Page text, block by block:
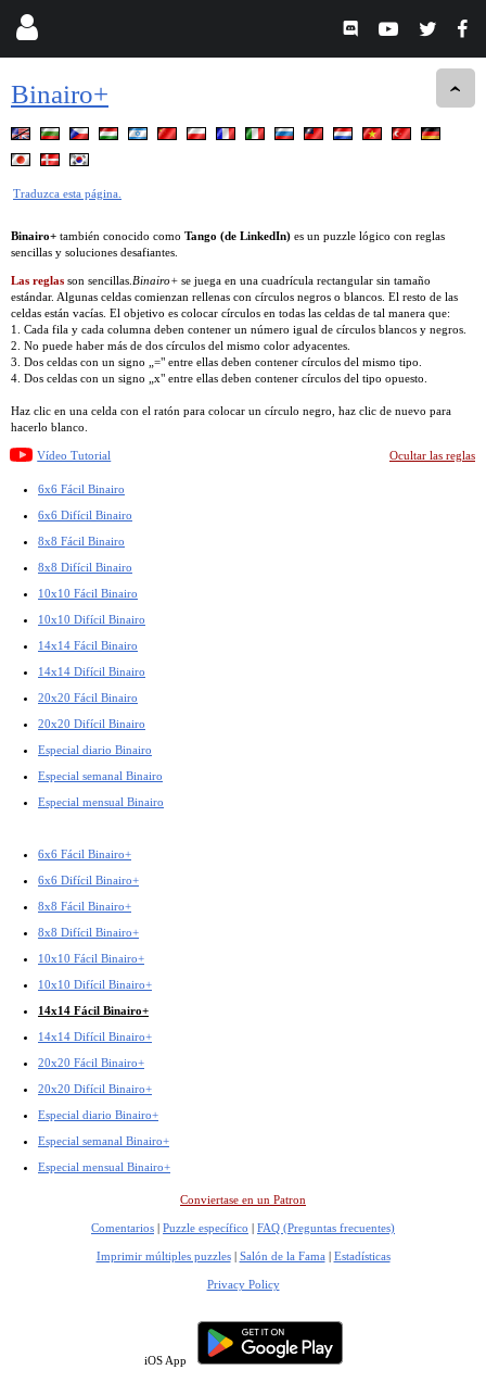
Binairo+
Traduzca esta página.
Binairo+ también conocido como Tango (de LinkedIn) es un puzzle lógico con reglas
sencillas y soluciones desafiantes.
Las reglas son sencillas. Binairo+ se juega en una cuadrícula rectangular sin tamaño
estándar. Algunas celdas comienzan rellenas con círculos negros o blancos. El resto de las
celdas están vacías. El objetivo es colocar círculos en todas las celdas de tal manera que:
1. Cada fila y cada columna deben contener un número igual de círculos blancos y negros.
2. No puede haber más de dos círculos del mismo color adyacentes.
3. Dos celdas con un signo „=" entre ellas deben contener círculos del mismo tipo.
4. Dos celdas con un signo „x" entre ellas deben contener círculos del tipo opuesto.
Haz clic en una celda con el ratón para colocar un círculo negro, haz clic de nuevo para
hacerlo blanco.
Vídeo Tutorial Ocultar las reglas
6x6 Fácil Binairo
6x6 Difícil Binairo
8x8 Fácil Binairo
8x8 Difícil Binairo
10x10 Fácil Binairo
10x10 Difícil Binairo
14x14 Fácil Binairo
14x14 Difícil Binairo
20x20 Fácil Binairo
20x20 Difícil Binairo
Especial diario Binairo
Especial semanal Binairo
Especial mensual Binairo
6x6 Fácil Binairo+
6x6 Difícil Binairo+
8x8 Fácil Binairo+
8x8 Difícil Binairo+
10x10 Fácil Binairo+
10x10 Difícil Binairo+
14x14 Fácil Binairo+
14x14 Difícil Binairo+
20x20 Fácil Binairo+
20x20 Difícil Binairo+
Especial diario Binairo+
Especial semanal Binairo+
Especial mensual Binairo+
Conviertase en un Patron
Comentarios | Puzzle específico | FAQ (Preguntas frecuentes)
Imprimir múltiples puzzles| Salón de la Fama | Estadísticas
Privacy Policy
iOS App